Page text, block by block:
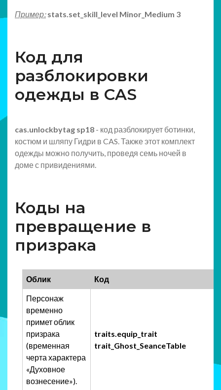
Пример: stats.set_skill_level Minor_Medium 3
Код для
разблокировки
одежды в CAS
cas.unlockbytag sp18 - код разблокирует ботинки,
костюм и шляпу Гидри в CAS. Также этот комплект
одежды можно получить, проведя семь ночей в
доме с привидениями.
Коды на
превращение в
призрака
Облик Код
Персонаж
временно
примет облик
призрака
(временная
черта характера
«Духовное
вознесение»).
traits.equip_trait
trait_Ghost_SeanceTable